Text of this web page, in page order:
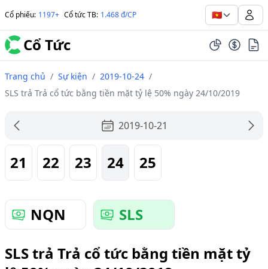
Cổ phiếu: 1197+ Cổ tức TB: 1.468 đ/CP 🇻🇳
Cổ Tức
Trang chủ / Sự kiện / 2019-10-24 /
SLS trả Trả cổ tức bằng tiền mặt tỷ lệ 50% ngày 24/10/2019
2019-10-21
21 22 23 24 25
NQN
SLS
SLS trả Trả cổ tức bằng tiền mặt tỷ